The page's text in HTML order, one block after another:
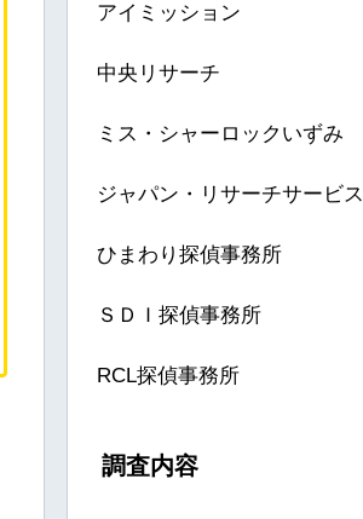
アイミッション
中央リサーチ
ミス・シャーロックいずみ
ジャパン・リサーチサービス
ひまわり探偵事務所
ＳＤＩ探偵事務所
RCL探偵事務所
調査内容